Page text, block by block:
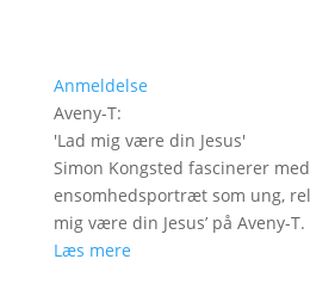
Anmeldelse
Aveny-T:
'Lad mig være din Jesus'
Simon Kongsted fascinerer
ensomhedsportræt som ung,
mig være din Jesus’ på Aveny-T.
Læs mere